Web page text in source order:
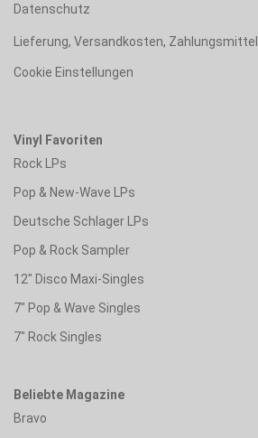
Datenschutz
Lieferung, Versandkosten, Zahlungsmittel
Cookie Einstellungen
Vinyl Favoriten
Rock LPs
Pop & New-Wave LPs
Deutsche Schlager LPs
Pop & Rock Sampler
12" Disco Maxi-Singles
7" Pop & Wave Singles
7" Rock Singles
Beliebte Magazine
Bravo